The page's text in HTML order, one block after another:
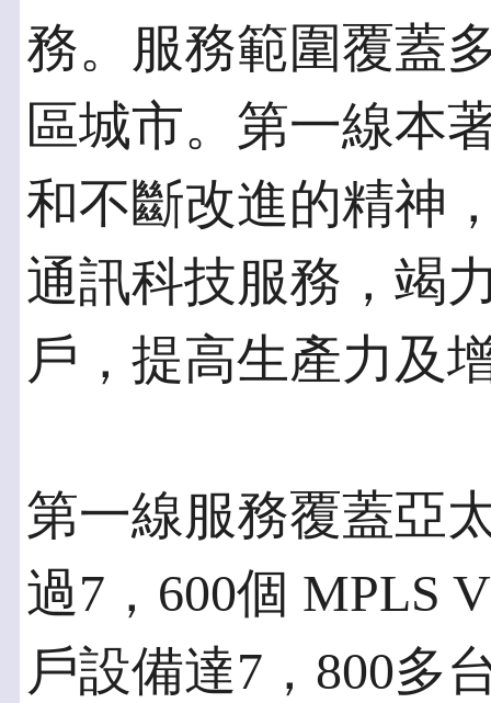
務。服務範圍覆蓋
區城市。第一線本
和不斷改進的精神
通訊科技服務，竭
戶，提高生產力及
第一線服務覆蓋亞
過7，600個 MPLS
戶設備達7，800多